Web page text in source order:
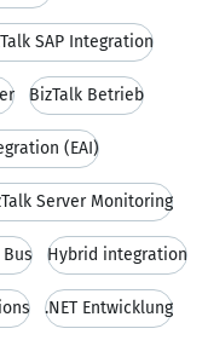
SAP Integration
BizTalk Betrieb
(EAI)
Server Monitoring
Bus Hybrid integration
.NET Entwicklung